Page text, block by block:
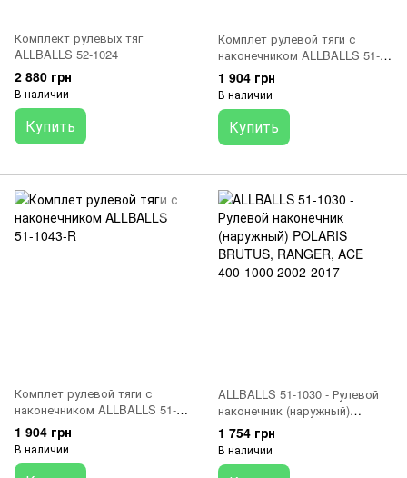
Комплект рулевых тяг
ALLBALLS 52-1024
2 880 грн
В наличии
Купить
Комплет рулевой тяги с
наконечником ALLBALLS 51-
1043-L
1 904 грн
В наличии
Купить
Комплет рулевой тяги с
наконечником ALLBALLS 51-
1043-R
1 904 грн
В наличии
ALLBALLS 51-1030 - Рулевой
наконечник (наружный)
POLARIS BRUTUS, RANGER,
ACE 400-1000 2002-2017
1 754 грн
В наличии